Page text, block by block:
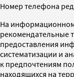
Номер телефона
На
рекомендательные
предоставления
систематизации и
к предпочтениям
находящихся на